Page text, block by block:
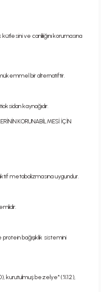
ve canlılığını korumasına
bir alternatiftir.
kaynağıdır.
KORUNABİLMESİ İÇİN
metabolizmasına uygundur.
bağışıklık sistemini
kurutulmuş bezelye* (%12),